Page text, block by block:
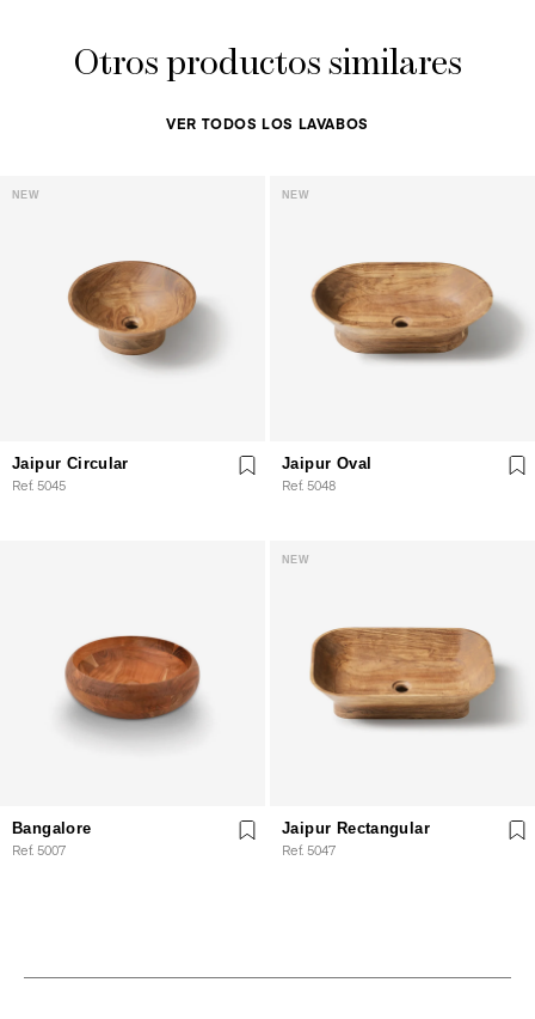
Otros productos similares
VER TODOS LOS LAVABOS
NEW
Jaipur Circular
Ref. 5045
NEW
Jaipur Oval
Ref. 5048
Bangalore
Ref. 5007
NEW
Jaipur Rectangular
Ref. 5047